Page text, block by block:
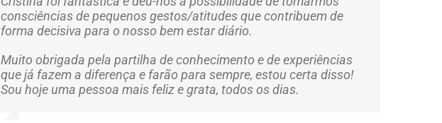
consciências de pequenos gestos/atitudes que contribuem de
forma decisiva para o nosso bem estar diário.
Muito obrigada pela partilha de conhecimento e de experiências
que já fazem a diferença e farão para sempre, estou certa disso!
Sou hoje uma pessoa mais feliz e grata, todos os dias.